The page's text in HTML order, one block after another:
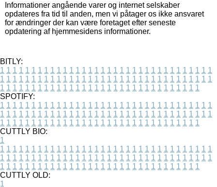
Informationer angående varer og internet selskaber
opdateres fra tid til anden, men vi påtager os ikke ansvaret
for ændringer der kan være foretaget efter seneste
opdatering af hjemmesidens informationer.
BITLY:
1 1 1 1 1 1 1 1 1 1 1 1 1 1 1 1 1 1 1 1 1 1 1 1 1 1 1 1 1 1 1 1 1 1
1 1 1 1 1 1 1 1 1 1 1 1 1 1 1 1 1 1 1 1 1 1 1 1 1 1 1 1 1 1 1 1 1 1
1 1 1 1 1 1 1 1 1 1 1 1 1 1 1 1 1 1 1 1 1 1 1 1 1 1 1 1 1 1 1 1
SPOTIFY:
1 1 1 1 1 1 1 1 1 1 1 1 1 1 1 1 1 1 1 1 1 1 1 1 1 1 1 1 1 1 1 1 1 1
1 1 1 1 1 1 1 1 1 1 1 1 1 1 1 1 1 1 1 1 1 1 1 1 1 1 1 1 1 1 1 1 1 1
1 1 1 1 1 1 1 1 1 1 1 1 1 1 1 1 1 1 1 1 1 1 1 1 1 1 1 1 1 1 1 1
CUTTLY BIO:
1
1 1 1 1 1 1 1 1 1 1 1 1 1 1 1 1 1 1 1 1 1 1 1 1 1 1 1 1 1 1 1 1 1 1
1 1 1 1 1 1 1 1 1 1 1 1 1 1 1 1 1 1 1 1 1 1 1 1 1 1 1 1 1 1 1 1 1 1
1 1 1 1 1 1 1 1 1 1 1 1 1 1 1 1 1 1 1 1 1 1 1 1 1 1 1 1 1 1 1 1
CUTTLY OLD:
1